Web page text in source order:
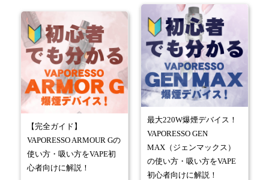
【完全ガイド】
VAPORESSO ARMOUR Gの
使い方・吸い方をVAPE初
心者向けに解説！
最大220W爆煙デバイス！
VAPORESSO GEN
MAX（ジェンマックス）
の使い方・吸い方をVAPE
初心者向けに解説！